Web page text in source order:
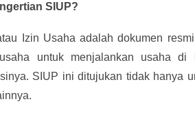
SIUP?
Izin Usaha adalah dokumen
untuk menjalankan usaha di
SIUP ini ditujukan tidak hanya